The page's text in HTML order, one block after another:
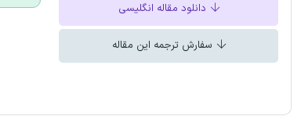
دانلود مقاله انگلیسی
سفارش ترجمه این مقاله